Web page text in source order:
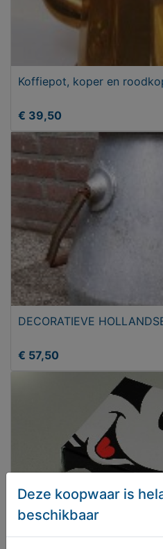
Koffiepot, koper en
€ 39,50
DECORATIEVE
€ 57,50
Deze koopwaar is
beschikbaar